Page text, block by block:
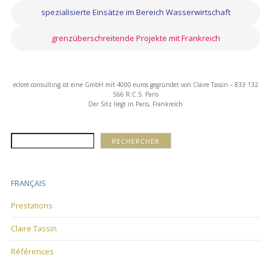
spezialisierte Einsätze im Bereich Wasserwirtschaft
grenzüberschreitende Projekte mit Frankreich
eclore consulting ist eine GmbH mit 4000 euros gegründet von Claire Tassin – 833 132
566 R.C.S. Paris
Der Sitz liegt in Paris, Frankreich
RECHERCHER
FRANÇAIS
Prestations
Claire Tassin
Références